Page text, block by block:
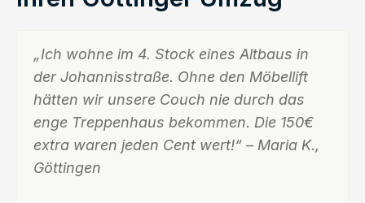
„Ich wohne im 4. Stock eines Altbaus in
der Johannisstraße. Ohne den Möbellift
hätten wir unsere Couch nie durch das
enge Treppenhaus bekommen. Die 150€
extra waren jeden Cent wert!“ – Maria K.,
Göttingen